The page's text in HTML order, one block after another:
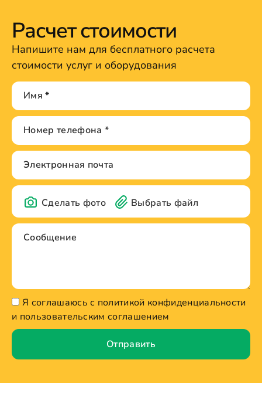
Расчет стоимости
Напишите нам для бесплатного расчета
стоимости услуг и оборудования
Сделать фото Выбрать файл
Я соглашаюсь с политикой конфиденциальности
и пользовательским соглашением
Отправить